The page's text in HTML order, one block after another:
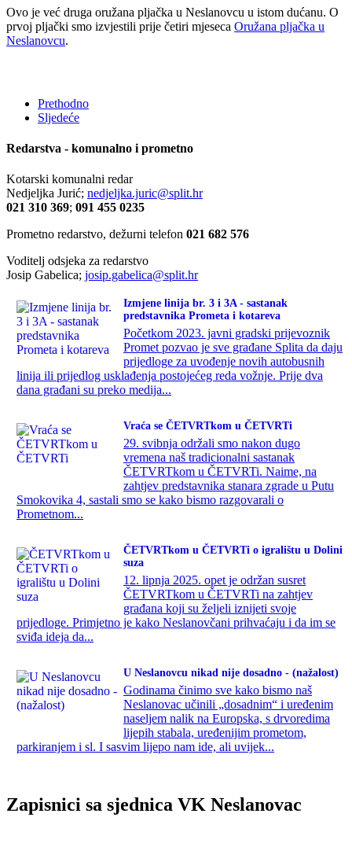
Ovo je već druga oružana pljačka u Neslanovcu u istom dućanu. O
prvoj pljački smo izvjestili prije četiri mjeseca Oružana pljačka u
Neslanovcu.
Prethodno
Sljedeće
Redarstva - komunalno i prometno
Kotarski komunalni redar
Nedjeljka Jurić; nedjeljka.juric@split.hr
021 310 369; 091 455 0235
Prometno redarstvo, dežurni telefon 021 682 576
Voditelj odsjeka za redarstvo
Josip Gabelica; josip.gabelica@split.hr
Izmjene linija br. 3 i 3A - sastanak
predstavnika Prometa i kotareva
Početkom 2023. javni gradski prijevoznik
Promet pozvao je sve građane Splita da daju
prijedloge za uvođenje novih autobusnih
linija ili prijedlog usklađenja postojećeg reda vožnje. Prije dva
dana građani su preko medija...
Vraća se ČETVRTkom u ČETVRTi
29. svibnja održali smo nakon dugo
vremena naš tradicionalni sastanak
ČETVRTkom u ČETVRTi. Naime, na
zahtjev predstavnika stanara zgrade u Putu
Smokovika 4, sastali smo se kako bismo razgovarali o
Prometnom...
ČETVRTkom u ČETVRTi o igralištu u Dolini
suza
12. lipnja 2025. opet je održan susret
ČETVRTkom u ČETVRTi na zahtjev
građana koji su željeli iznijeti svoje
prijedloge. Primjetno je kako Neslanovčani prihvaćaju i da im se
sviđa ideja da...
U Neslanovcu nikad nije dosadno - (nažalost)
Godinama činimo sve kako bismo naš
Neslanovac učinili „dosadnim“ i uređenim
naseljem nalik na Europska, s drvoredima
lijepih stabala, uređenijim prometom,
parkiranjem i sl. I sasvim lijepo nam ide, ali uvijek...
Zapisnici sa sjednica VK Neslanovac